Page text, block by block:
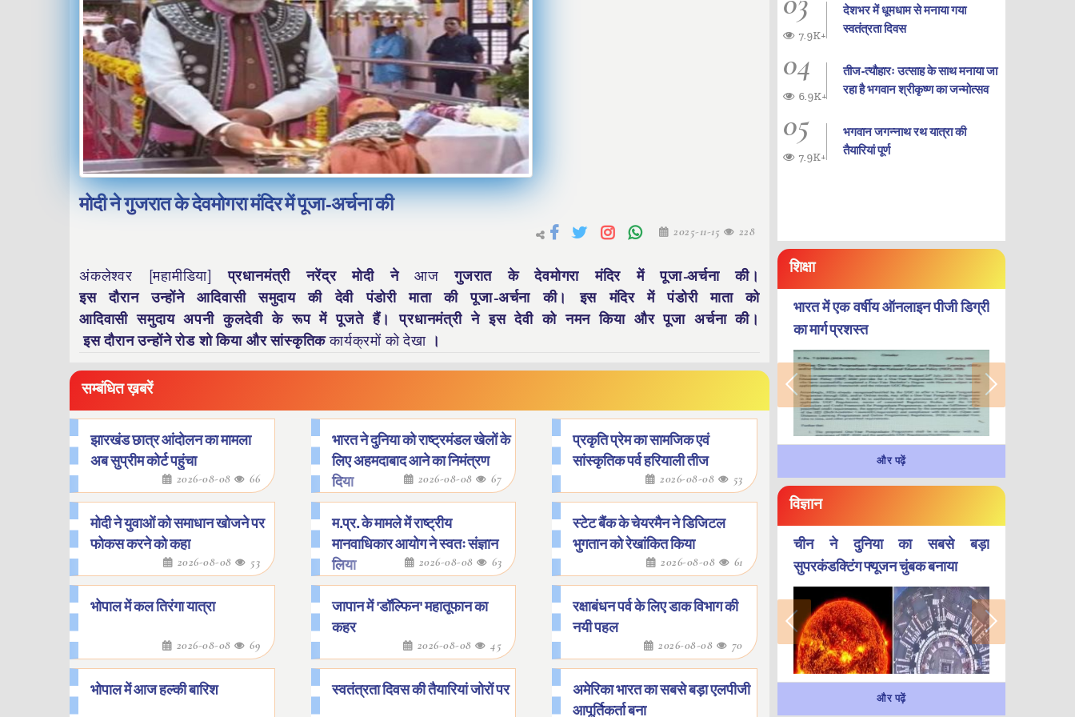
मोदी ने गुजरात के देवमोगरा मंदिर में पूजा-अर्चना की
2025-11-15 228
अंकलेश्वर [महामीडिया]प्रधानमंत्री नरेंद्र मोदी ने आजगुजरात के देवमोगरा मंदिर में पूजा-अर्चना की।
इस दौरान उन्होंने आदिवासी समुदाय की देवी पंडोरी माता की पूजा-अर्चना की। इस मंदिर में पंडोरी माता को
आदिवासी समुदाय अपनी कुलदेवी के रूप में पूजते हैं। प्रधानमंत्री ने इस देवी को नमन किया और पूजा अर्चना की।
इस दौरान उन्होंने रोड शो किया और सांस्कृतिककार्यक्रमों को देखा ।
सम्बंधित ख़बरें
झारखंड छात्र आंदोलन का मामला
अब सुप्रीम कोर्ट पहुंचा
2026-08-08 66
भारत ने दुनिया को राष्ट्रमंडल खेलों के
लिए अहमदाबाद आने का निमंत्रण
दिया
2026-08-08 67
प्रकृति प्रेम का सामजिक एवं
सांस्कृतिक पर्व हरियाली तीज
2026-08-08 53
मोदी ने युवाओं को समाधान खोजने पर
फोकस करने को कहा
2026-08-08 53
म.प्र. के मामले में राष्ट्रीय
मानवाधिकार आयोग ने स्वतः संज्ञान
लिया
2026-08-08 63
स्टेट बैंक के चेयरमैन ने डिजिटल
भुगतान को रेखांकित किया
2026-08-08 61
भोपाल में कल तिरंगा यात्रा
2026-08-08 69
जापान में 'डॉल्फिन' महातूफान का
कहर
2026-08-08 45
रक्षाबंधन पर्व के लिए डाक विभाग की
नयी पहल
2026-08-08 70
भोपाल में आज हल्की बारिश स्वतंत्रता दिवस की तैयारियां जोरों पर
अमेरिका भारत का सबसे बड़ा एलपीजी
आपूर्तिकर्ता बना
देशभर में धूमधाम से मनाया गया
स्वतंत्रता दिवस
7.9K+
04
तीज-त्यौहारः उत्साह के साथ मनाया जा
रहा है भगवान श्रीकृष्ण का जन्‍मोत्‍सव
6.9K+
05
भगवान जगन्नाथ रथ यात्रा की
तैयारियां पूर्ण
7.9K+
शिक्षा
भारत में एक वर्षीय ऑनलाइन पीजी डिग्री
का मार्ग प्रशस्त
और पढ़ें
विज्ञान
चीन ने दुनिया का सबसे बड़ा
सुपरकंडक्टिंग फ्यूजन चुंबक बनाया
और पढ़ें